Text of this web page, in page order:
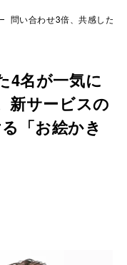
問い合わせ3倍、共感した4
4名が一気に
新サービスの
「お絵かき